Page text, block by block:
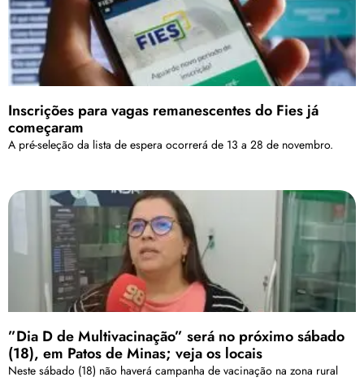
Inscrições para vagas remanescentes do Fies já
começaram
A pré-seleção da lista de espera ocorrerá de 13 a 28 de novembro.
”Dia D de Multivacinação” será no próximo sábado
(18), em Patos de Minas; veja os locais
Neste sábado (18) não haverá campanha de vacinação na zona rural